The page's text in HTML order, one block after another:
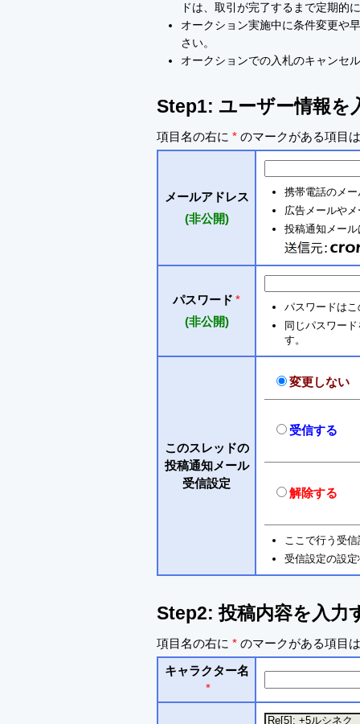
ドは、取引が完了するまで定期的
オークション実施中に条件変更や
さい。
オークションでの入札のキャンセ
Step1: ユーザー情報を
項目名の右に * のマークがある項目
メールアドレス
(非公開)
携帯電話のメ
広告メールや
投稿通知メー
パスワード *
(非公開)
パスワードは
同じパスワー
す。
このスレッドの
投稿通知メール
受信設定
変更しない
受信する
解除する
ここで行う受
受信設定の設
Step2: 投稿内容を入力
項目名の右に * のマークがある項目
キャラクター名
*